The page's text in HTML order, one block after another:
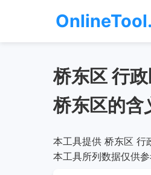
桥东区 行
桥东区的含
本工具提供 桥东区 行
本工具所列数据仅供